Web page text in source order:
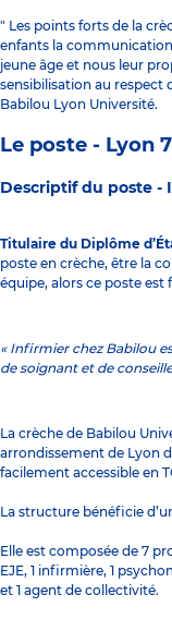
" Les points forts de la
enfants la communication
jeune âge et nous leur
sensibilisation au respect
Babilou Lyon Université.
Le poste - Lyon 7
Descriptif du poste -
Titulaire du Diplôme
poste en crèche, être la
équipe, alors ce poste est
« Infirmier chez Babilou
de soignant et de
La crèche de Babilou
arrondissement de Lyon
facilement accessible en
La structure bénéficie
Elle est composée de 7
EJE, 1 infirmière, 1
et 1 agent de collectivité.